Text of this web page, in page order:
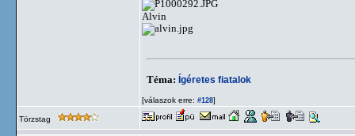
Alvin
Téma: Ígéretes fiatalok
[válaszok erre: #128]
Törzstag